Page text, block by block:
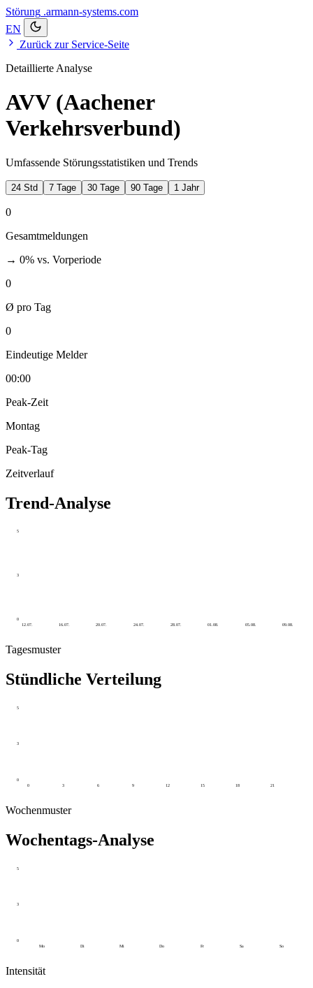
Störung .armann-systems.com
EN
Zurück zur Service-Seite
Detaillierte Analyse
AVV (Aachener
Verkehrsverbund)
Umfassende Störungsstatistiken und Trends
24 Std 7 Tage 30 Tage 90 Tage 1 Jahr
0
Gesamtmeldungen
→ 0% vs. Vorperiode
0
Ø pro Tag
0
Eindeutige Melder
00:00
Peak-Zeit
Montag
Peak-Tag
Zeitverlauf
Trend-Analyse
0
3
5
12.07. 16.07. 20.07. 24.07. 28.07. 01.08. 05.08. 09.08.
Tagesmuster
Stündliche Verteilung
0
3
5
0 3 6 9 12 15 18 21
Wochenmuster
Wochentags-Analyse
0
3
5
Mo Di Mi Do Fr Sa So
Intensität